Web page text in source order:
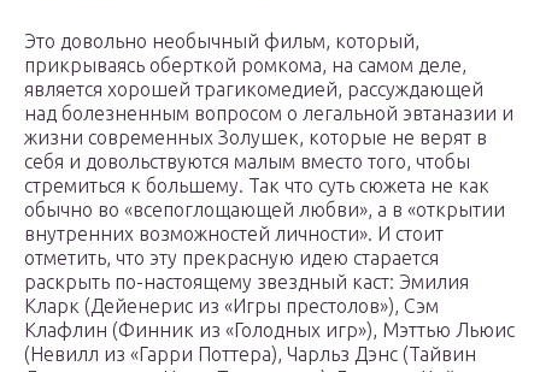
Это довольно необычный фильм, который,
прикрываясь оберткой ромкома, на самом деле,
является хорошей трагикомедией, рассуждающей
над болезненным вопросом о легальной эвтаназии и
жизни современных Золушек, которые не верят в
себя и довольствуются малым вместо того, чтобы
стремиться к большему. Так что суть сюжета не как
обычно во «всепоглощающей любви», а в «открытии
внутренних возможностей личности». И стоит
отметить, что эту прекрасную идею старается
раскрыть по-настоящему звездный каст: Эмилия
Кларк (Дейенерис из «Игры престолов»), Сэм
Клафлин (Финник из «Голодных игр»), Мэттью Льюис
(Невилл из «Гарри Поттера), Чарльз Дэнс (Тайвин